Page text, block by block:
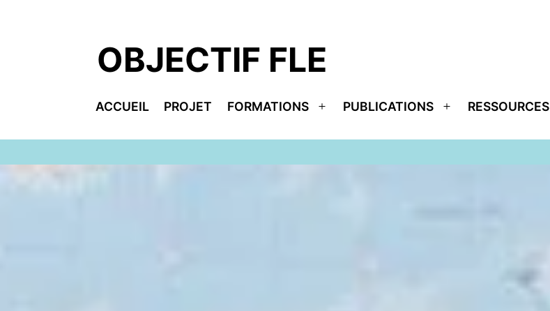
OBJECTIF FLE
ACCUEIL PROJET FORMATIONS
Ouvrir
le
PUBLICATIONS
Ouvrir
le
RESSOURCES